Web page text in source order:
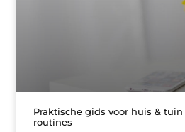
Praktische gids voor huis &
routines